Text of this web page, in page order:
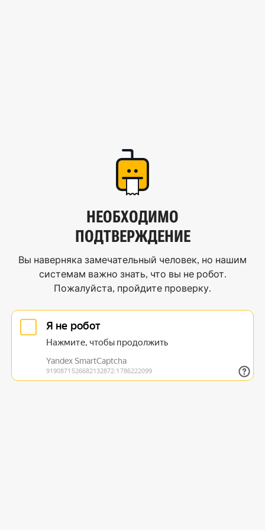
НЕОБХОДИМО
ПОДТВЕРЖДЕНИЕ
Вы наверняка замечательный человек, но нашим
системам важно знать, что вы не робот.
Пожалуйста, пройдите проверку.